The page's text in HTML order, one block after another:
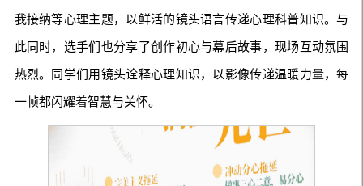
我接纳等心理主题，以鲜活的镜头语言传递心理科普知识。与
此同时，选手们也分享了创作初心与幕后故事，现场互动氛围
热烈。同学们用镜头诠释心理知识，以影像传递温暖力量，每
一帧都闪耀着智慧与关怀。